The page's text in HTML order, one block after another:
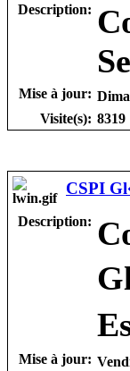
Description:
Mise à jour:
Visite(s): 8319
CSPI
Description:
Mise à jour: